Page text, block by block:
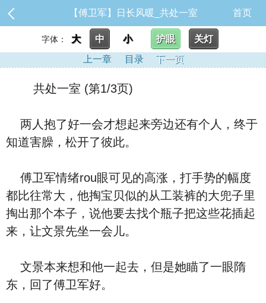
【傅卫军】日长风暖_共处一室 首页
字体： 大 中 小 护眼
关灯
上一章
目录 下一页
共处一室 (第1/3页)
两人抱了好一会才想起来旁边还有个人，终于
知道害臊，松开了彼此。
傅卫军情绪rou眼可见的高涨，打手势的幅度
都比往常大，他掏宝贝似的从工装裤的大兜子里
掏出那个本子，说他要去找个瓶子把这些花插起
来，让文景先坐一会儿。
文景本来想和他一起去，但是她瞄了一眼隋
东，回了傅卫军好。